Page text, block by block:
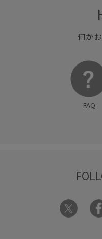
何か
FAQ